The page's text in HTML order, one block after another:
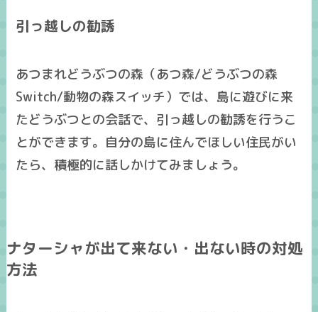
引っ越しの勧誘
あつまれどうぶつの森（あつ森/どうぶつの森
Switch/動物の森スイッチ）では、島に遊びに来
たどうぶつとの会話で、引っ越しの勧誘を行うこ
とができます。自分の島に住んでほしい住民がい
たら、積極的に話しかけてみましょう。
ナターシャが出て来ない・出ない時の対処
方法